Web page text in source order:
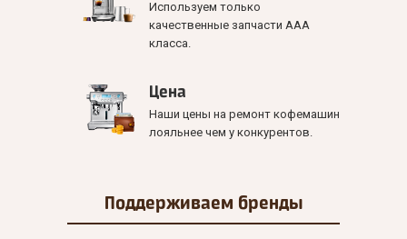
Используем только
качественные запчасти ААА
класса.
Цена
Наши цены на ремонт кофемашин
лояльнее чем у конкурентов.
Поддерживаем бренды